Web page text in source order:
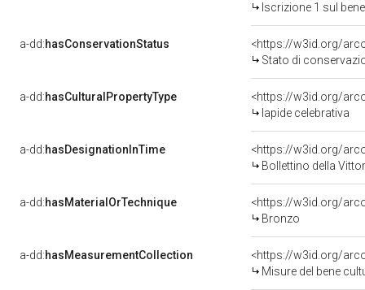
Iscrizione 1 sul
a-dd:hasConservationStatus
<https://w3id.org/
Stato di
a-dd:hasCulturalPropertyType
<https://w3id.org/
lapide celebrativa
a-dd:hasDesignationInTime
<https://w3id.org/
Bollettino della
a-dd:hasMaterialOrTechnique
<https://w3id.org/
Bronzo
a-dd:hasMeasurementCollection
<https://w3id.org/
Misure del bene